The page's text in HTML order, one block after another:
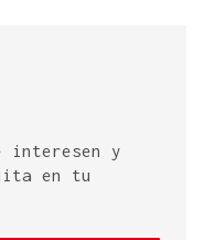
interesen y
en tu